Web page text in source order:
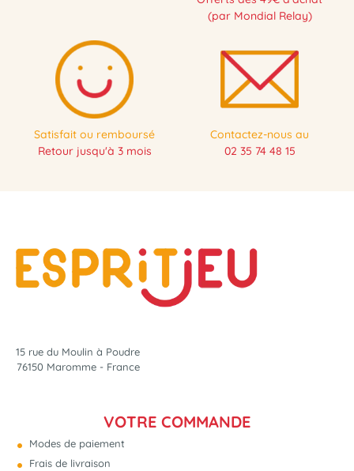
(par Mondial Relay)
Satisfait ou remboursé
Retour jusqu'à 3 mois
Contactez-nous au
02 35 74 48 15
15 rue du Moulin à Poudre
76150 Maromme - France
VOTRE COMMANDE
Modes de paiement
Frais de livraison